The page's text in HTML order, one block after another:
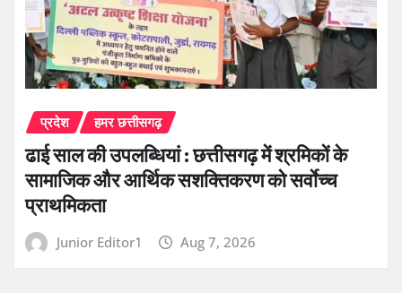
प्रदेश हमर छत्तीसगढ़
ढाई साल की उपलब्धियां : छत्तीसगढ़ में श्रमिकों के
सामाजिक और आर्थिक सशक्तिकरण को सर्वाेच्च
प्राथमिकता
Junior Editor1 Aug 7, 2026